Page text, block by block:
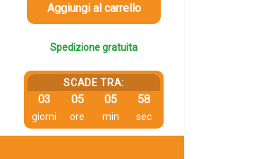
Aggiungi al carrello
Spedizione gratuita
SCADE TRA:
03
giorni
05
ore
05
min
57
sec